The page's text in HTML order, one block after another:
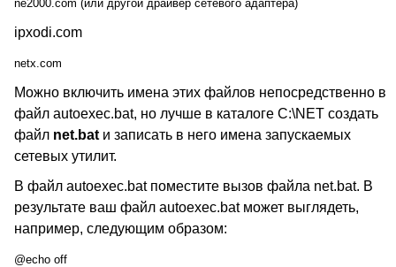
ne2000.com (или другой драйвер сетевого адаптера)
ipxodi.com
netx.com
Можно включить имена этих файлов непосредственно в
файл autoexec.bat, но лучше в каталоге C:\NET создать
файл net.bat и записать в него имена запускаемых
сетевых утилит.
В файл autoexec.bat поместите вызов файла net.bat. В
результате ваш файл autoexec.bat может выглядеть,
например, следующим образом:
@echo off